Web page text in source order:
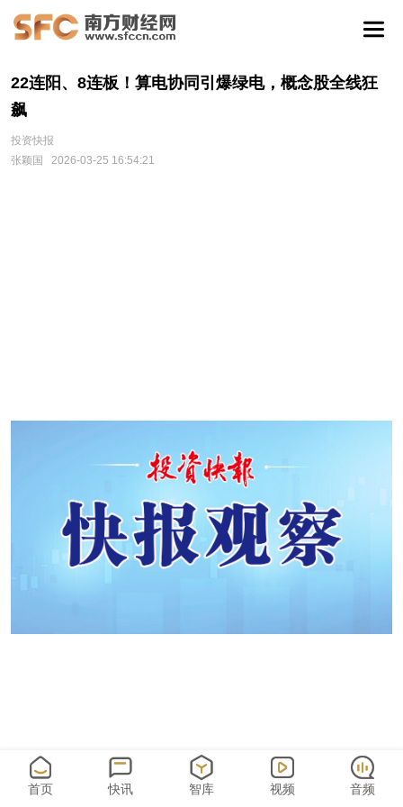
22连阳、8连板！算电协同引爆绿电，概念股全线狂
飙
投资快报
张颖国
2026-03-25 16:54:21
首页 快讯 智库 视频 音频